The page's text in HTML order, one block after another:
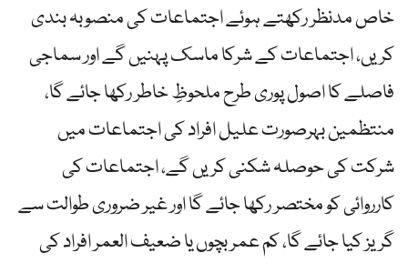
خاص مدنظر رکھتے ہوئے اجتماعات کی منصوبہ بندی
کریں، اجتماعات کے شرکا ماسک پہنیں گے اور سماجی
فاصلے کا اصول پوری طرح ملحوظِ خاطر رکھا جائے گا،
منتظمین بہرصورت علیل افراد کی اجتماعات میں
شرکت کی حوصلہ شکنی کریں گے، اجتماعات کی
کارروائی کو مختصر رکھا جائے گا اور غیر ضروری طوالت سے
گریز کیا جائے گا، کم عمر بچوں یا ضعیف العمر افراد کی